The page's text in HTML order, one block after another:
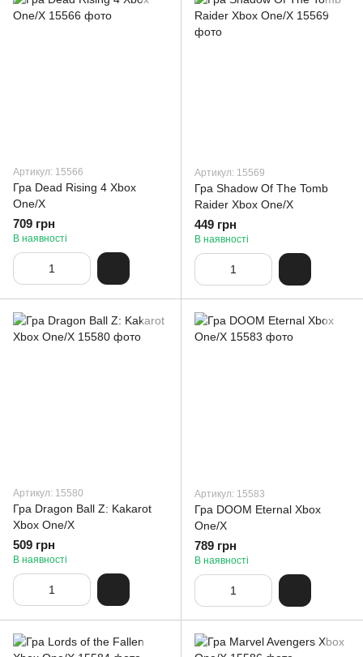
Артикул: 15566
Гра Dead Rising 4 Xbox
One/X
709 грн
В наявності
Артикул: 15569
Гра Shadow Of The Tomb
Raider Xbox One/X
449 грн
В наявності
Артикул: 15580
Гра Dragon Ball Z: Kakarot
Xbox One/X
509 грн
В наявності
Артикул: 15583
Гра DOOM Eternal Xbox
One/X
789 грн
В наявності